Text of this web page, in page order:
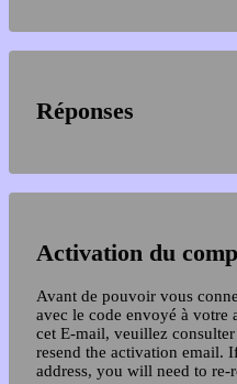
Réponses
Activation du
Avant de pouvoir vous
avec le code envoyé à votre
cet E-mail, veuillez
resend the activation email.
address, you will need to re-